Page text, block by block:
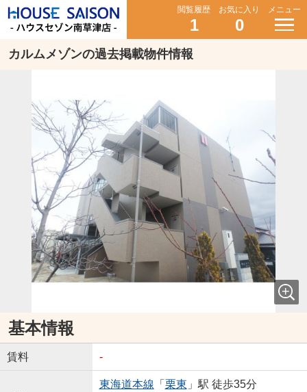
閲覧履歴
1
お気に入り
0
メニュー
カルムメゾンの過去掲載物件情報
基本情報
賃料 -
東海道本線 「 栗東 」駅 徒歩35分